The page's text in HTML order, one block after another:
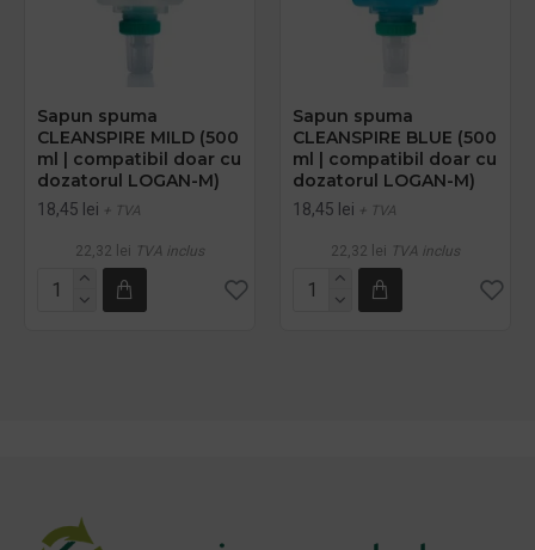
Sapun spuma
CLEANSPIRE MILD (500
ml | compatibil doar cu
dozatorul LOGAN-M)
18,45 lei + TVA
22,32 lei TVA inclus
Sapun spuma
CLEANSPIRE BLUE (500
ml | compatibil doar cu
dozatorul LOGAN-M)
18,45 lei + TVA
22,32 lei TVA inclus